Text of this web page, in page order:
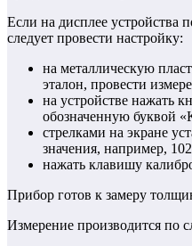
Если на дисплее устройства
следует провести настройку:
на металлическую
эталон, провести
на устройстве нажать
обозначенную буквой
стрелками на экране
значения, например,
нажать клавишу
Прибор готов к замеру
Измерение производится по